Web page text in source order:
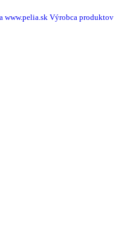
www.pelia.sk Výrobca produktov